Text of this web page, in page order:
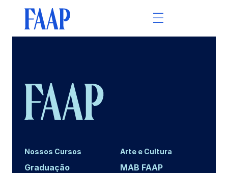
Nossos Cursos
Graduação
Arte e Cultura
MAB FAAP